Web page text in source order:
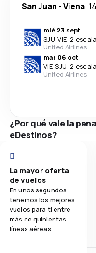
San Juan -Viena
mié 23 sept
SJU-VIE· 2
United Airlines
mar 06 oct
VIE-SJU· 2
United Airlines
¿Por qué vale la
eDestinos?
La mayor oferta
de vuelos
En unos segundos
tenemos los mejores
vuelos para ti entre
más de quinientas
líneas aéreas.